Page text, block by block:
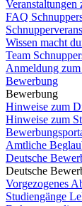
Veranstaltungen
FAQ
Wissen macht
Team
Anmeldung
Bewerbung
Bewerbung
Hinweise zum
Hinweise zum
Amtliche
Deutsche
Deutsche
Vorgezogenes
Studiengänge